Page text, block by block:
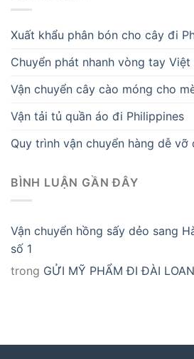
Xuất khẩu phân bón cho cây đi
Chuyển phát nhanh vòng tay
Vận chuyển cây cào móng cho
Vận tải tủ quần áo đi Philippines
Quy trình vận chuyển hàng dễ vỡ
BÌNH LUẬN GẦN ĐÂY
Vận chuyển hồng sấy dẻo sang
số 1
trong GỬI MỸ PHẨM ĐI ĐÀI LOAN